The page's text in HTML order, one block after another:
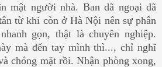
mật người nhà. Ban dã ngoại đã
từ khi còn ở Hà Nội nên sự phân
gọn, thật là chuyên nghiệp.
mà đến tay mình thì..., chỉ nghĩ
chóng mặt rồi. Nhận phòng xong,